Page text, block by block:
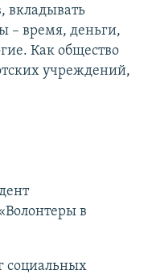
вкладывать
– время, деньги,
Как общество
учреждений,
в
социальных